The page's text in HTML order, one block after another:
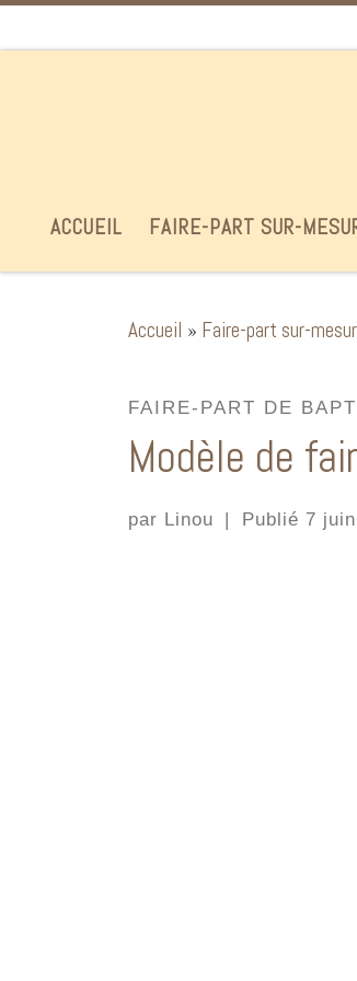
ACCUEIL FAIRE-PART SUR-
Accueil » Faire-part sur-
FAIRE-PART DE
Modèle de
par Linou | Publié 7